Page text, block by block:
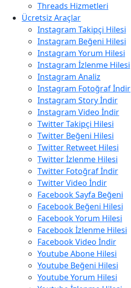
Threads Hizmetleri
Ücretsiz Araçlar
Instagram Takipçi Hilesi
Instagram Beğeni Hilesi
Instagram Yorum Hilesi
Instagram İzlenme Hilesi
Instagram Analiz
Instagram Fotoğraf İndir
Instagram Story İndir
Instagram Video İndir
Twitter Takipçi Hilesi
Twitter Beğeni Hilesi
Twitter Retweet Hilesi
Twitter İzlenme Hilesi
Twitter Fotoğraf İndir
Twitter Video İndir
Facebook Sayfa Beğeni
Facebook Beğeni Hilesi
Facebook Yorum Hilesi
Facebook İzlenme Hilesi
Facebook Video İndir
Youtube Abone Hilesi
Youtube Beğeni Hilesi
Youtube Yorum Hilesi